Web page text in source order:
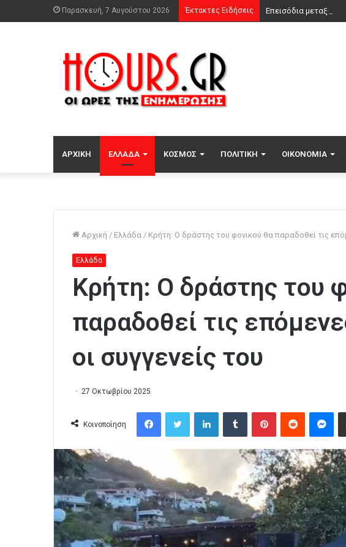
Παρασκευή, 7 Αυγούστου 2026 Έκτακτες Ειδήσεις
ΑΡΧΙΚΉ ΕΛΛΆΔΑ ΚΌΣΜΟΣ ΠΟΛΙΤΙΚΉ ΟΙΚΟΝΟΜΊΑ
Αρχική / Ελλάδα / Κρήτη: O δράστης του φονικού θα παραδοθεί τις
Ελλάδα
Κρήτη: O δράστης του
παραδοθεί τις
οι συγγενείς του
27 Οκτωβρίου 2025
Κοινοποίηση